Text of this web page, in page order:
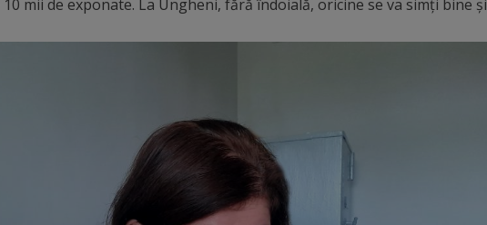
mii de exponate. La Ungheni, fără îndoială, oricine se va simți bine și